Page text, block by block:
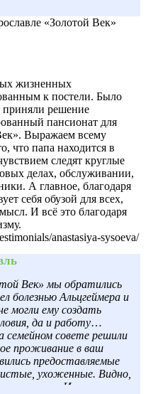
И всё это благодаря вам и
«Золотой Век»
жизненных
к постели. Было
решение
пансионат для
Выражаем всему
что папа находится в
следят круглые
делах, обслуживании,
А главное, благодаря
себя обузой для всех,
И всё это благодаря
anastasiya-sysoeva/
Век» мы обратились
болезнью Альцгеймера и
могли ему создать
да и работу
семейном совете решили
проживание в ваш
предоставляемые
ухоженные. Видно,
И уже через